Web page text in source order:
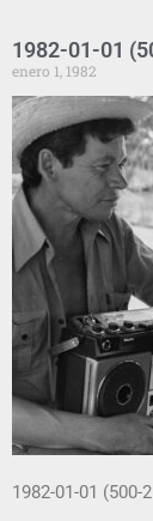
1982-01-01
enero 1, 1982
1982-01-01 (500-